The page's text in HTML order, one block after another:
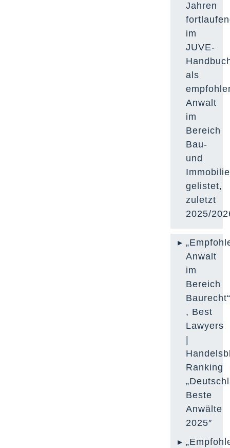
Jahren
im
JUVE-
als
Anwalt
im
Bereich
Bau-
und
gelistet,
zuletzt
2025/
Anwalt
im
Bereich
, Best
Lawyers
Ranking
Beste
Anwälte
2025″